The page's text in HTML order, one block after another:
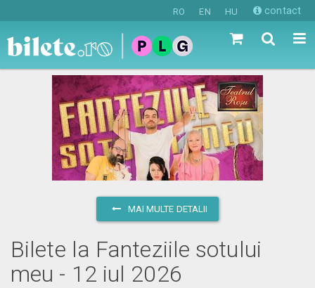
RO EN HU contact
MAI MULTE DETALII
Bilete la Fanteziile sotului
meu - 12 iul 2026